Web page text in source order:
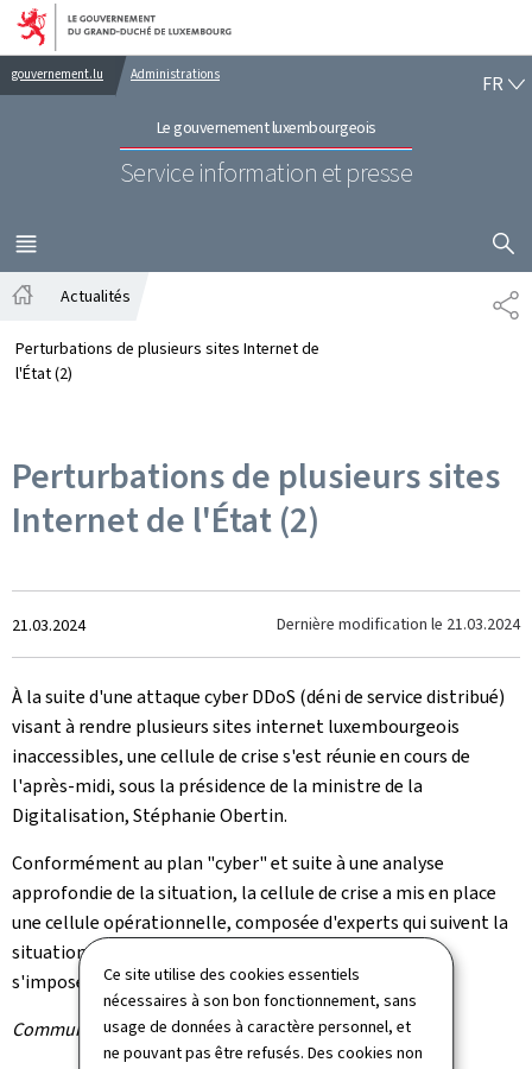
Ce site utilise des cookies essentiels
nécessaires à son bon fonctionnement, sans
usage de données à caractère personnel, et
ne pouvant pas être refusés. Des cookies non
Aller au menu principal
Aller au contenu
gouvernement.lu Administrations
Le gouvernement luxembourgeois
Service information et presse
FR
MENU
PRINCIPAL
Actualités
Perturbations de plusieurs sites Internet de
l'État (2)
Perturbations de plusieurs sites
Internet de l'État (2)
Crée
le
21.03.2024 Dernière modification le 21.03.2024
À la suite d'une attaque cyber DDoS (déni de service distribué)
visant à rendre plusieurs sites internet luxembourgeois
inaccessibles, une cellule de crise s'est réunie en cours de
l'après-midi, sous la présidence de la ministre de la
Digitalisation, Stéphanie Obertin.
Conformément au plan "cyber" et suite à une analyse
approfondie de la situation, la cellule de crise a mis en place
une cellule opérationnelle, composée d'experts qui suivent la
situation en permanence et prennent les mesures qui
s'imposent.
Communiqué par la Cellule de crise